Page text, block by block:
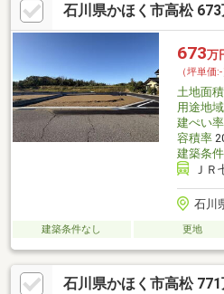
石川県かほく市高松 673
673万
（坪単価:-
土地面積
用途地域
建ぺい率
容積率
建築条件
ＪＲ
石川
建築条件なし 更地
石川県かほく市高松 771